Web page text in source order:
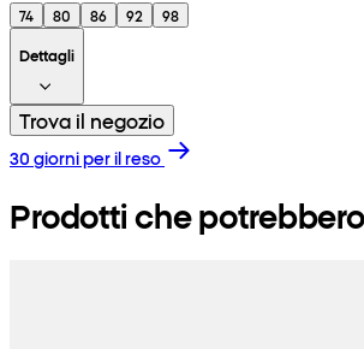
74 80 86 92
98
Dettagli
Trova il negozio
30 giorni per il reso
Prodotti che